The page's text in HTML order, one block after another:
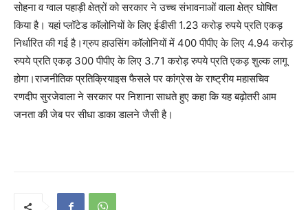
सोहना व ग्वाल पहाड़ी क्षेत्रों को सरकार ने उच्च संभावनाओं वाला क्षेत्र घोषित
किया है। यहां प्लॉटेड कॉलोनियों के लिए ईडीसी 1.23 करोड़ रुपये प्रति एकड़
निर्धारित की गई है।ग्रुप हाउसिंग कॉलोनियों में 400 पीपीए के लिए 4.94 करोड़
रुपये प्रति एकड़ 300 पीपीए के लिए 3.71 करोड़ रुपये प्रति एकड़ शुल्क लागू
होगा।राजनीतिक प्रतिक्रियाइस फैसले पर कांग्रेस के राष्ट्रीय महासचिव
रणदीप सुरजेवाला ने सरकार पर निशाना साधते हुए कहा कि यह बढ़ोतरी आम
जनता की जेब पर सीधा डाका डालने जैसी है।